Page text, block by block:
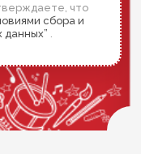
что
сбора и
данных”